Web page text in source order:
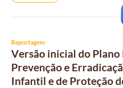
Reportagem
Versão inicial do Plano
Prevenção e
Infantil e de Proteção